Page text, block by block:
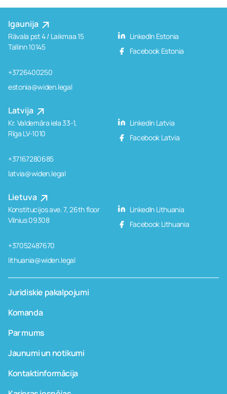
Igaunija
Rävala pst 4 / Laikmaa 15
Tallinn 10145
+3726400250
estonia@widen.legal
LinkedIn Estonia
Facebook Estonia
Latvija
Kr. Valdemāra iela 33-1,
Rīga LV-1010
+37167280685
latvia@widen.legal
Linkedin Latvia
Facebook Latvia
Lietuva
Konstitucijos ave. 7, 26th floor
Vilnius 09308
+37052487670
lithuania@widen.legal
LinkedIn Lithuania
Facebook Lithuania
Juridiskie pakalpojumi
Komanda
Par mums
Jaunumi un notikumi
Kontaktinformācija